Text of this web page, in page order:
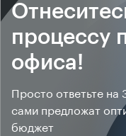
процессу
офиса!
Просто ответьте
сами предложат
бюджет